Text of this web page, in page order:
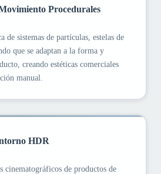
Procedurales
de sistemas de partículas, estelas de
que se adaptan a la forma y
creando estéticas comerciales
manual.
HDR
cinematográficos de productos de